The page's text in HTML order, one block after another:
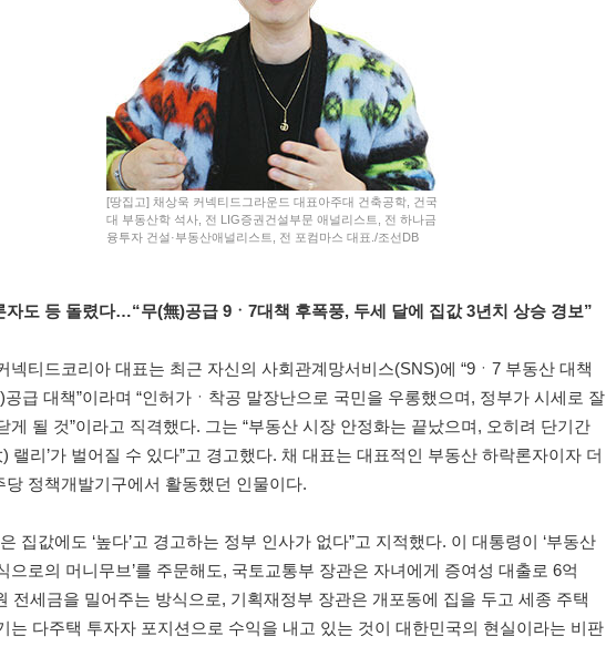
[땅집고] 채상욱 커넥티드그라운드 대표아주대 건축공학, 건국
대 부동산학 석사, 전 LIG증권건설부문 애널리스트, 전 하나금
융투자 건설·부동산애널리스트, 전 포컴마스 대표./조선DB
도 등 돌렸다…“무(無)공급 9ㆍ7대책 후폭풍, 두세 달에 집값 3년치 상승 경보”
넥티드코리아 대표는 최근 자신의 사회관계망서비스(SNS)에 “9ㆍ7 부동산 대책
공급 대책”이라며 “인허가ㆍ착공 말장난으로 국민을 우롱했으며, 정부가 시세로 잘
게 될 것”이라고 직격했다. 그는 “부동산 시장 안정화는 끝났으며, 오히려 단기간
) 랠리’가 벌어질 수 있다”고 경고했다. 채 대표는 대표적인 부동산 하락론자이자 더
당 정책개발기구에서 활동했던 인물이다.
집값에도 ‘높다’고 경고하는 정부 인사가 없다”고 지적했다. 이 대통령이 ‘부동산
으로의 머니무브’를 주문해도, 국토교통부 장관은 자녀에게 증여성 대출로 6억
전세금을 밀어주는 방식으로, 기획재정부 장관은 개포동에 집을 두고 세종 주택
는 다주택 투자자 포지션으로 수익을 내고 있는 것이 대한민국의 현실이라는 비판